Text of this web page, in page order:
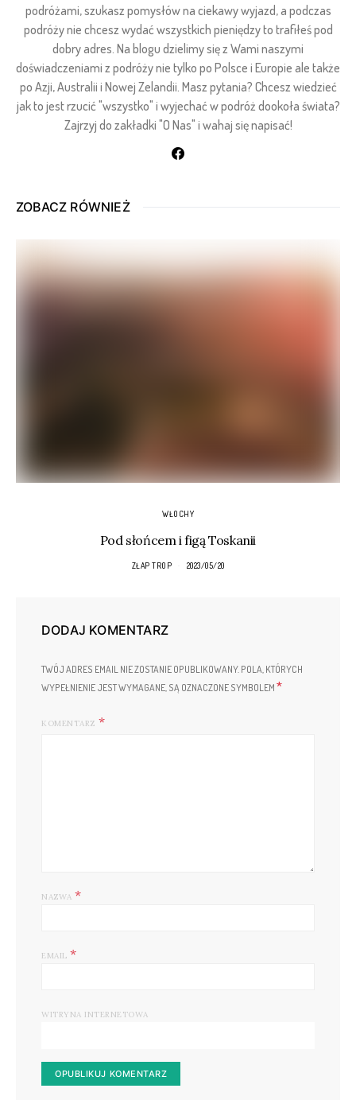
podróżami, szukasz pomysłów na ciekawy wyjazd, a podczas
podróży nie chcesz wydać wszystkich pieniędzy to trafiłeś pod
dobry adres. Na blogu dzielimy się z Wami naszymi
doświadczeniami z podróży nie tylko po Polsce i Europie ale także
po Azji, Australii i Nowej Zelandii. Masz pytania? Chcesz wiedzieć
jak to jest rzucić "wszystko" i wyjechać w podróż dookoła świata?
Zajrzyj do zakładki "O Nas" i wahaj się napisać!
ZOBACZ RÓWNIEŻ
WŁOCHY
Pod słońcem i figą Toskanii
ZŁAP TROP 2023/05/20
DODAJ KOMENTARZ
TWÓJ ADRES EMAIL NIE ZOSTANIE OPUBLIKOWANY. POLA, KTÓRYCH
WYPEŁNIENIE JEST WYMAGANE, SĄ OZNACZONE SYMBOLEM *
KOMENTARZ
NAZWA *
EMAIL *
WITRYNA INTERNETOWA